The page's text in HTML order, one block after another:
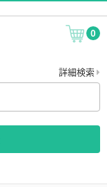
0
詳細検索